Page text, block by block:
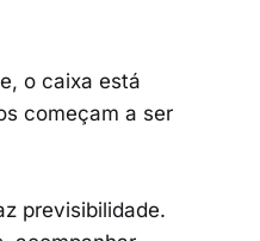
o caixa está
começam a ser
previsibilidade.